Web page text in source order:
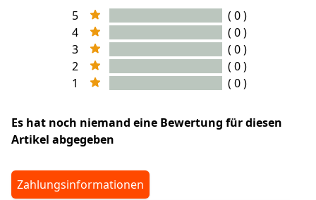
5
( 0 )
4
( 0 )
3
( 0 )
2
( 0 )
1
( 0 )
Es hat noch niemand eine Bewertung für diesen
Artikel abgegeben
Zahlungsinformationen